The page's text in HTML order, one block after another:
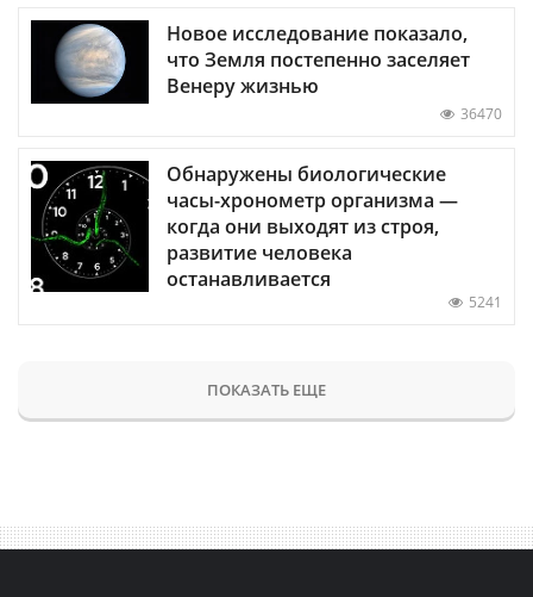
Новое исследование показало,
что Земля постепенно заселяет
Венеру жизнью
36470
Обнаружены биологические
часы-хронометр организма —
когда они выходят из строя,
развитие человека
останавливается
5241
ПОКАЗАТЬ ЕЩЕ